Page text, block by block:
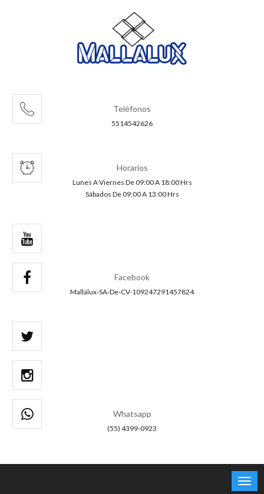
Teléfonos
5514542626
Horarios
Lunes A Viernes De 09:00 A 18:00 Hrs
Sábados De 09:00 A 13:00 Hrs
Facebook
Mallalux-SA-De-CV-109247291457824
Whatsapp
(55) 4399-0923